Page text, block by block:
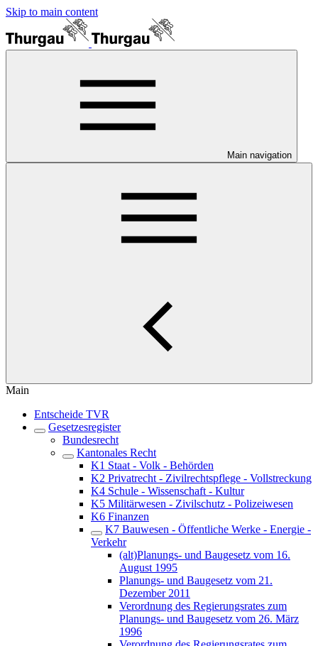
Skip to main content
Main navigation
Main
Entscheide TVR
Gesetzesregister
Bundesrecht
Kantonales Recht
K1 Staat - Volk - Behörden
K2 Privatrecht - Zivilrechtspflege - Vollstreckung
K4 Schule - Wissenschaft - Kultur
K5 Militärwesen - Zivilschutz - Polizeiwesen
K6 Finanzen
K7 Bauwesen - Öffentliche Werke - Energie -
Verkehr
(alt)Planungs- und Baugesetz vom 16.
August 1995
Planungs- und Baugesetz vom 21.
Dezember 2011
Verordnung des Regierungsrates zum
Planungs- und Baugesetz vom 26. März
1996